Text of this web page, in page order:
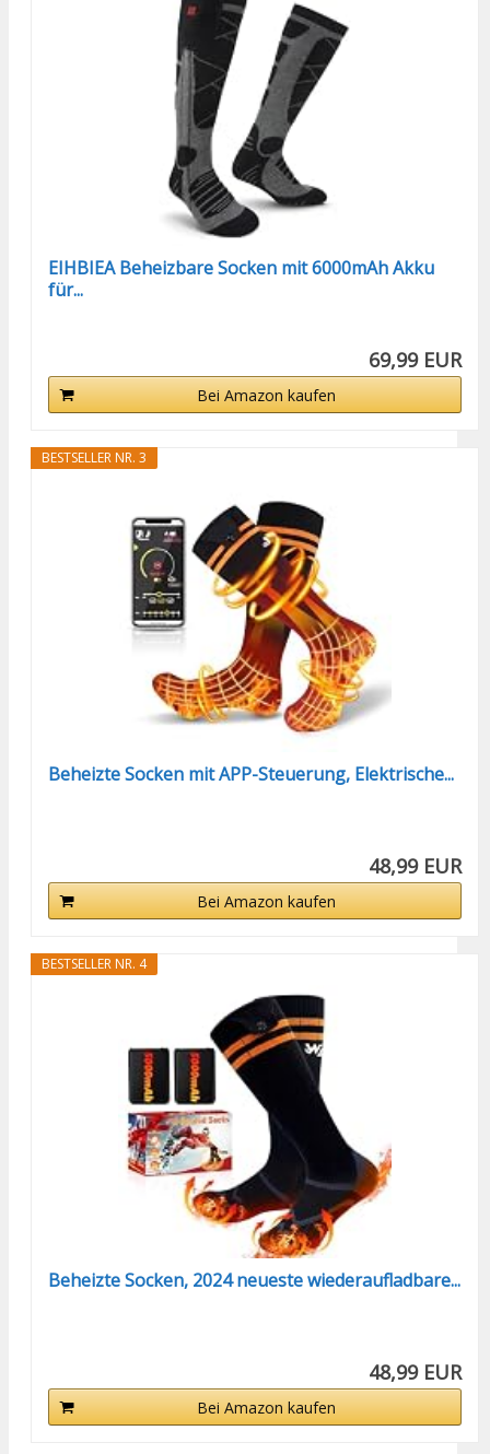
EIHBIEA Beheizbare Socken mit 6000mAh Akku
für...
69,99 EUR
Bei Amazon kaufen
BESTSELLER NR. 3
Beheizte Socken mit APP-Steuerung, Elektrische...
48,99 EUR
Bei Amazon kaufen
BESTSELLER NR. 4
Beheizte Socken, 2024 neueste wiederaufladbare...
48,99 EUR
Bei Amazon kaufen